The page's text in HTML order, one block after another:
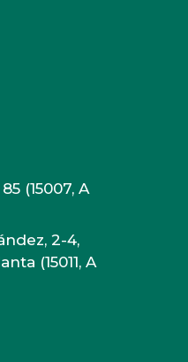
(15007, A
2-4,
(15011, A